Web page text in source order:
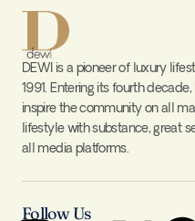
DEWI is a pioneer of luxury
1991. Entering its fourth
inspire the community on all
lifestyle with substance, great
all media platforms.
Follow Us